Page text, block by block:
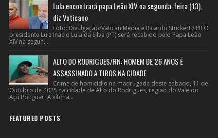
Lula encontrará papa Leão XIV na segunda-feira (13),
diz Vaticano
Foto: Divulgação/Vatican Media e Ricardo Stuckert / PR O
presidente Luiz Inácio Lula da Silva (PT) será recebido pelo Papa Leão
XIV na segun...
ALTO DO RODRIGUES/RN: HOMEM DE 26 ANOS É
ASSASSINADO A TIROS NA CIDADE
Crime de homicídio na madrugada deste sábado, 11 de
Outubro de 2025 na cidade de Alto do Rodrigues, regiao do Vale do
Açú Potiguar. A vítima...
FEATURED POSTS